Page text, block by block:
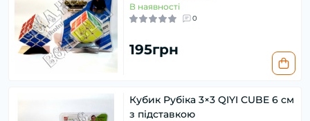
В наявності
0
195грн
Кубик Рубіка 3×3 QIYI CUBE 6 см
з підставкою